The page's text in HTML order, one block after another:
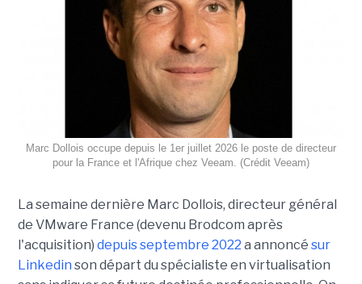
Marc Dollois occupe depuis le 1er juillet 2026 le poste de directeur
pour la France et l'Afrique chez Veeam. (Crédit Veeam)
La semaine dernière Marc Dollois, directeur général
de VMware France (devenu Brodcom après
l'acquisition) depuis septembre 2022 a annoncé sur
Linkedin son départ du spécialiste en virtualisation